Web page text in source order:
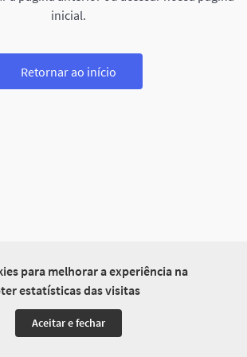
para melhorar a experiência na
estatísticas das visitas
Aceitar e fechar
inicial.
Retornar ao início